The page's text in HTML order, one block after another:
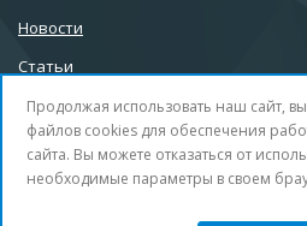
Новости
Статьи
info@32b.su
Продолжая использовать наш сайт,
файлов cookies для обеспечения
сайта. Вы можете отказаться от
необходимые параметры в своем